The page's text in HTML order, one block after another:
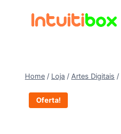
Home / Loja / Artes Digitais /
Oferta!